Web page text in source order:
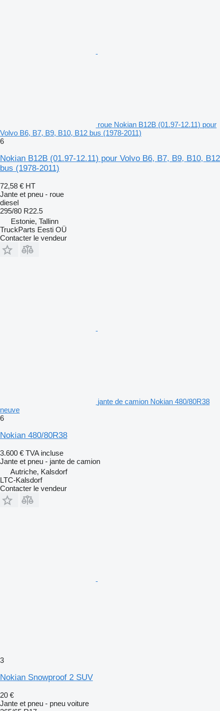
roue Nokian B12B (01.97-12.11) pour
Volvo B6, B7, B9, B10, B12 bus (1978-2011)
6
Nokian B12B (01.97-12.11) pour Volvo B6, B7, B9, B10, B12
bus (1978-2011)
72,58 € HT
Jante et pneu - roue
diesel
295/80 R22.5
Estonie, Tallinn
TruckParts Eesti OÜ
Contacter le vendeur
jante de camion Nokian 480/80R38
neuve
6
Nokian 480/80R38
3.600 € TVA incluse
Jante et pneu - jante de camion
Autriche, Kalsdorf
LTC-Kalsdorf
Contacter le vendeur
3
Nokian Snowproof 2 SUV
20 €
Jante et pneu - pneu voiture